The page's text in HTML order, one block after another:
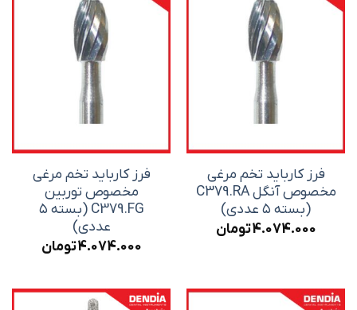
فرز کارباید تخم مرغی
مخصوص آنگل C379.RA
(بسته ۵ عددی)
4.074.000تومان
فرز کارباید تخم مرغی
مخصوص توربین
C379.FG (بسته ۵
عددی)
4.074.000تومان